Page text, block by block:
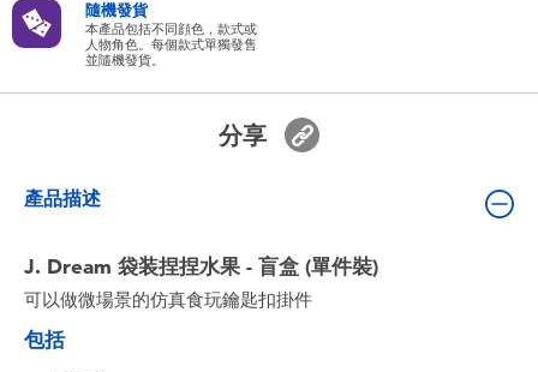
人氣角色
隨機發貨
本產品包括不同顔色，款式或
人物角色。每個款式單獨發售
並隨機發貨。
分享
產品描述
J. Dream 袋装捏捏水果 - 盲盒 (單件裝)
可以做微場景的仿真食玩鑰匙扣掛件
包括